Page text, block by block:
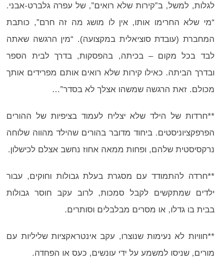
לגלות, למשל, ב”קירות שלא רואים”, של עפרה גלברט-אבני.
“מי שלא החרימו אותו, אין לו מושג מה זה חרם”, כותבת
המחברת (עובדת סוציאלית במקצועה). “מין הרגשה שאתה
לבד בכל מקום – בכיתה, בהפסקות, בדרך לבית הספר
ובדרך הביתה. כאילו קירות שלא רואים אותם מפרידים אותך
מכולם. זאת הרגשה שמשהו אצלך לא בסדר”…
**חרדות של הילד שלא יצליח לעמוד בציפיות של ההורים
הפרפקציוניסטים. ביחוד מדובר בהורים שהילד מהווה שלוחה
נרקסיסטית שלהם, ופחות ממאה אחוז נחשב אצלם לכישלון.
**חרדה להתמודד עם מסגרת בעלת גבולות וחוקים, עבור
ילדים שמתקשים לקבל סמכות, לרוב עקב חוסר גבולות
בבית בו גדלו, או מסרים מבלבלים וסותרים.
**חוויות לא נעימות שנוצרו, עקב אינטראקציות שליליות עם
מורים, שניסו למשמע על ידי עונשים, כעס או הפחדה.